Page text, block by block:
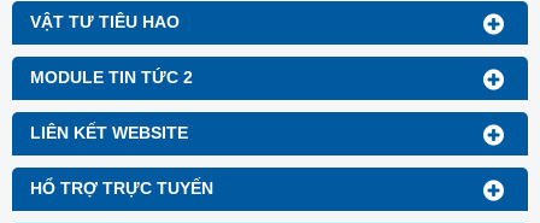
VẬT TƯ TIÊU HAO
MODULE TIN TỨC 2
LIÊN KẾT WEBSITE
HỔ TRỢ TRỰC TUYẾN
thể đánh giá màu sắc và sự
sai biệt màu giữa các mẫu
làm chuẩn, mẫu thí nghiệm
trong in ấn, may mặc,….
Đèn có một màu sắc ánh
sáng là 5000K tương ứng
với ánh sáng trắng ấm.
màu sắc khác nhau để sử
dụng. có độ sáng cao, tuổi
thọ dài và tiết kiệm năng
lượng, so với các loại đèn
huỳnh quang truyền thống.